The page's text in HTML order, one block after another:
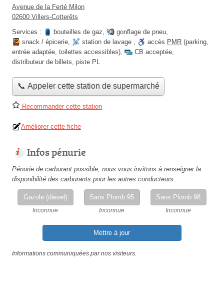
Avenue de la Ferté Milon
02600 Villers-Cotterêts
Services :
bouteilles de gaz, gonflage de pneu,
snack / épicerie, station de lavage , accès PMR (parking,
entrée adaptée, toilettes accessibles), CB acceptée,
distributeur de billets, piste PL
📞 Appeler cette station de supermarché
Recommander cette station
Améliorer cette fiche
Infos pénurie
Pénurie de carburant possible, nous vous invitons à renseigner la
disponibilité des carburants pour les autres conducteurs.
Gazole (diesel)
Inconnue
Sans Plomb 95
Inconnue
Sans Plomb 98
Inconnue
Mettre à jour
Informations communiquées par nos visiteurs.